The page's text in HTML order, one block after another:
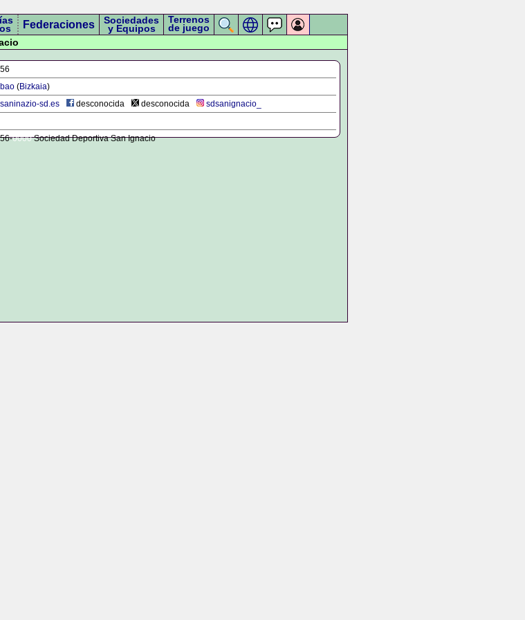
Federaciones Sociedades
y Equipos
Terrenos
de juego
(Bizkaia)
saninazio-sd.es desconocida desconocida
sdsanignacio_
0000Sociedad Deportiva San Ignacio